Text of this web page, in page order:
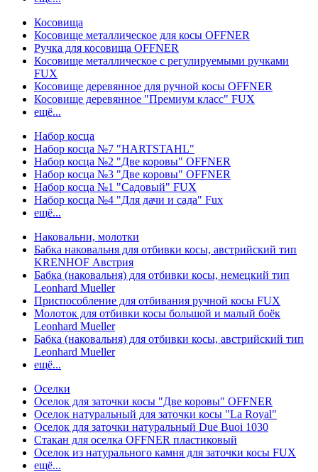
Косовища
Косовище металлическое для косы OFFNER
Ручка для косовища OFFNER
Косовище металлическое с регулируемыми ручками
FUX
Косовище деревянное для ручной косы OFFNER
Косовище деревянное "Премиум класс" FUX
ещё...
Набор косца
Набор косца №7 "HARTSTAHL"
Набор косца №2 "Две коровы" OFFNER
Набор косца №3 "Две коровы" OFFNER
Набор косца №1 "Садовый" FUX
Набор косца №4 "Для дачи и сада" Fux
ещё...
Наковальни, молотки
Бабка наковальня для отбивки косы, австрийский тип
KRENHOF Австрия
Бабка (наковальня) для отбивки косы, немецкий тип
Leonhard Mueller
Приспособление для отбивания ручной косы FUX
Молоток для отбивки косы большой и малый боёк
Leonhard Mueller
Бабка (наковальня) для отбивки косы, австрийский тип
Leonhard Mueller
ещё...
Оселки
Оселок для заточки косы "Две коровы" OFFNER
Оселок натуральный для заточки косы "La Royal"
Оселок для заточки натуральный Due Buoi 1030
Стакан для оселка OFFNER пластиковый
Оселок из натурального камня для заточки косы FUX
ещё...